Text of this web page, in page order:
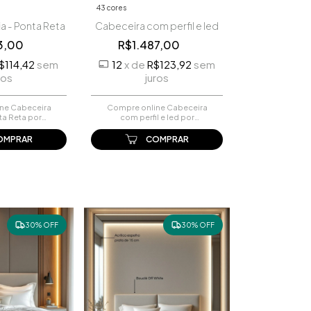
- Ponta Reta
sem
Cabeceira
Reta por
online.
43 cores
Cabeceira com perfil e led
R$1.487,00
12 x de R$123,92 sem
juros
Compre online Cabeceira
com perfil e led por
e pague-o online.
COMPRAR
30% OFF 30% OFF